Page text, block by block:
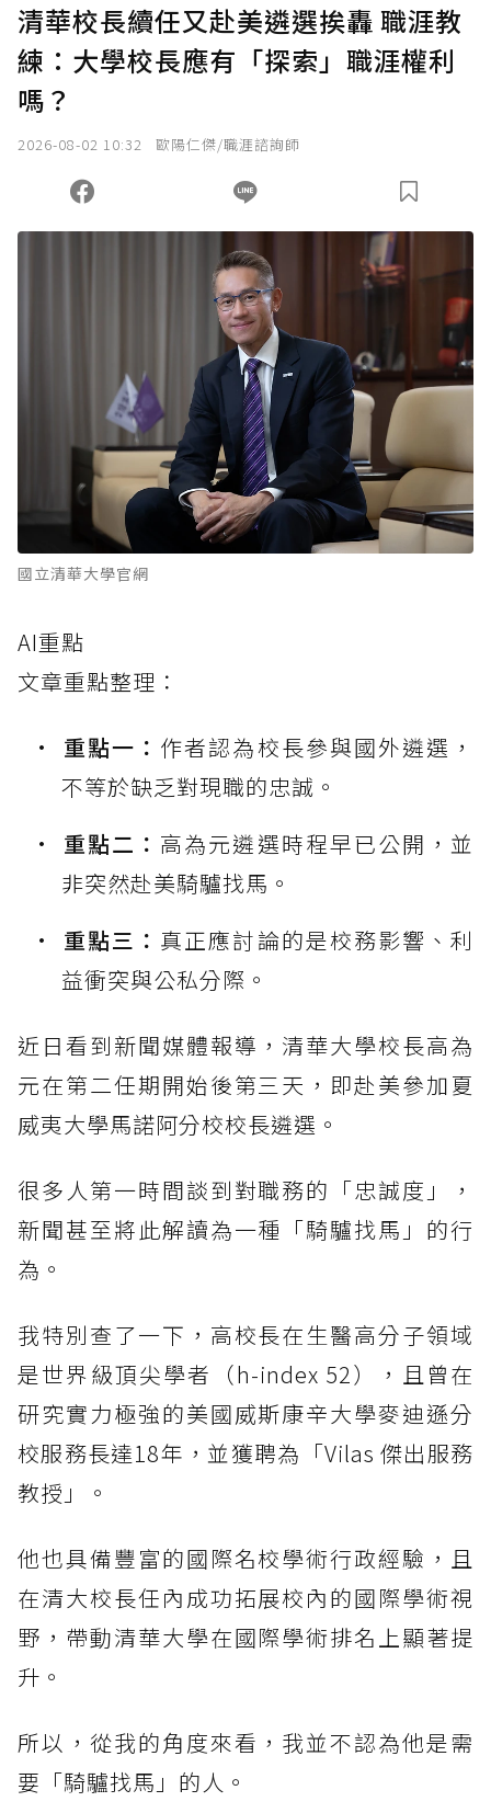
清華校長續任又赴美遴選挨轟 職涯教
練：大學校長應有「探索」職涯權利
嗎？
2026-08-02 10:32 歐陽仁傑/職涯諮詢師
國立清華大學官網
AI重點
文章重點整理：
重點一： 作者認為校長參與國外遴選，
不等於缺乏對現職的忠誠。
重點二： 高為元遴選時程早已公開，並
非突然赴美騎驢找馬。
重點三： 真正應討論的是校務影響、利
益衝突與公私分際。
近日看到新聞媒體報導，清華大學校長高為
元在第二任期開始後第三天，即赴美參加夏
威夷大學馬諾阿分校校長遴選。
很多人第一時間談到對職務的「忠誠度」，
新聞甚至將此解讀為一種「騎驢找馬」的行
為。
我特別查了一下，高校長在生醫高分子領域
是世界級頂尖學者（h-index 52），且曾在
研究實力極強的美國威斯康辛大學麥迪遜分
校服務長達18年，並獲聘為「Vilas 傑出服務
教授」。
他也具備豐富的國際名校學術行政經驗，且
在清大校長任內成功拓展校內的國際學術視
野，帶動清華大學在國際學術排名上顯著提
升。
所以，從我的角度來看，我並不認為他是需
要「騎驢找馬」的人。